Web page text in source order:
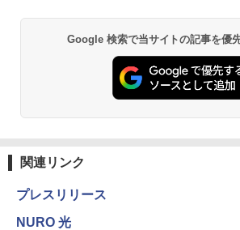
Google 検索で当サイトの記事を優
関連リンク
プレスリリース
NURO 光